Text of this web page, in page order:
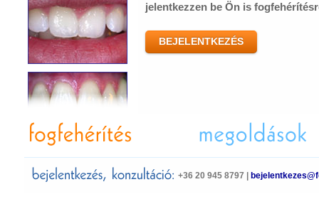
jelentkezzen be Ön is
BEJELENTKEZÉS
+36 20 945 8797 |